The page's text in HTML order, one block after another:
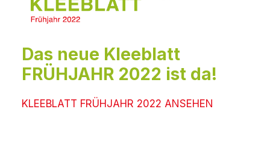
Das neue Kleeblatt
FRÜHJAHR 2022 ist da!
KLEEBLATT FRÜHJAHR 2022 ANSEHEN